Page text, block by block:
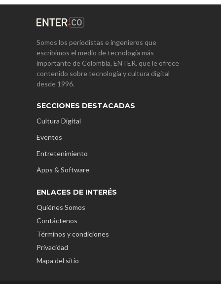
Somos los periodistas e ingenieros que
escribimos el medio de tecnología más
importante de Colombia, ENTER, que le ofrece
contenido sobre tecnología y cultura digital
desde 1996.
SECCIONES DESTACADAS
Cultura Digital
Eventos
Entretenimiento
Apps & Software
ENLACES DE INTERÉS
Quiénes Somos
Contáctenos
Términos y condiciones
Privacidad
Mapa del sitio